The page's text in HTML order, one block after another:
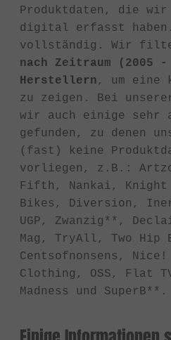
Produktdaten, die
digital erfasst
vollständig. Wir
nach Zeitraum (2005 -
Herstellern , um eine
zu zeigen. Bei unserer
wir auch einige sehr
gefunden, zu denen
(fast) keine
vorliegen, z.B.:
Fifth, Nankai, Knight
Bikes, Diversion,
UGP, Zwanzig**,
Mag, TryAll, Two Hip
Centsofnonsens, Nice!
Clothing, OSS, Flat
Madness und SuperB**.